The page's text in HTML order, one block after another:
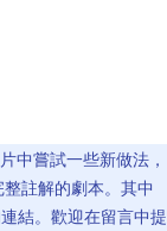
中嘗試一些新做法，
註解的劇本。其中
結。歡迎在留言中提